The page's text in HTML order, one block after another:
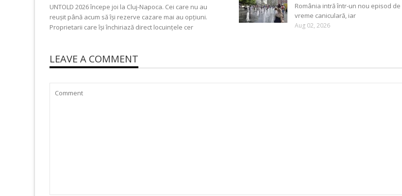
UNTOLD 2026 începe joi la Cluj-Napoca. Cei care nu au
reușit până acum să își rezerve cazare mai au opțiuni.
Proprietarii care își închiriază direct locuințele cer
România intră într-un nou episod de
vreme caniculară, iar
Aug 02, 2026
LEAVE A COMMENT